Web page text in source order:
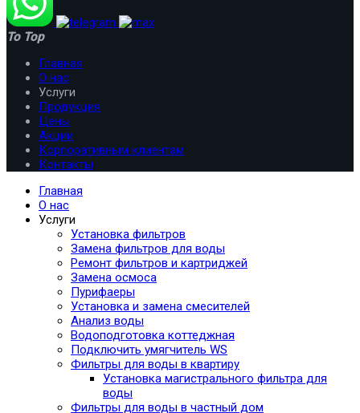
To Top
Главная
О нас
Услуги
Продукция
Цены
Акции
Корпоративным клиентам
Контакты
Главная
О нас
Услуги
Установка фильтров
Замена фильтров для воды
Ремонт фильтров и картриджей
Замена осмоса
Пурифаеры
Установка и замена смесителей
Анализ воды
Водоподготовка коттеджная
Подключить умягчитель WS
Фильтры для воды в квартиру
Установка магистрального фильтра для
воды
Фильтры для воды в частный дом